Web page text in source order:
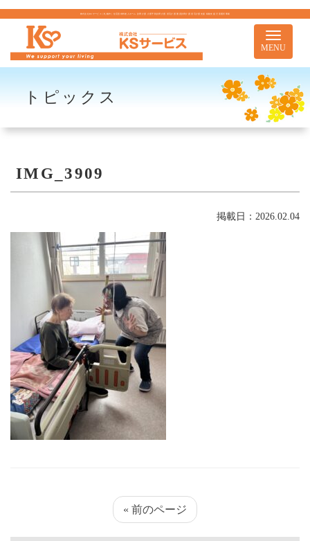
株式会社KSサービス｜札幌市｜住宅型有料老人ホーム 訪問介護 介護予防訪問介護 居宅介護 重度訪問介護 居宅介護支援 移動支援 児童通所事業
Toggle
MENU
トピックス
IMG_3909
掲載日：2026.02.04
« 前のページ